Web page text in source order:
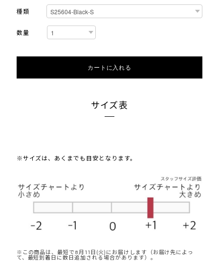
種類
数量
カートに入れる
サイズ表
※サイズは、あくまでも目安となります。
※この商品は、最短で8月11日(火)にお届けします（お届け先によっ
て、最短到着日に数日追加される場合があります）。